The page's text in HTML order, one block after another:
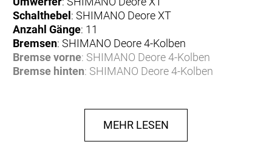
Schalthebel : SHIMANO Deore XT
Anzahl Gänge: 11
Bremsen: SHIMANO Deore 4-Kolben
Bremse vorne: SHIMANO Deore 4-Kolben
Bremse hinten: SHIMANO Deore 4-Kolben
Bremsscheibe vorne: SHIMANO Deore
Bremsscheibe hinten: SHIMANO Deore
: PROCRAFT Altitude MD30
MEHR LESEN